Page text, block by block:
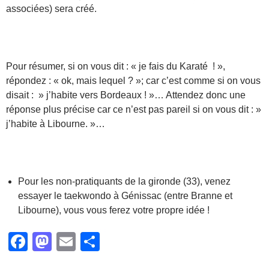
associées) sera créé.
Pour résumer, si on vous dit : « je fais du Karaté ! »,
répondez : « ok, mais lequel ? »; car c’est comme si on vous
disait : » j’habite vers Bordeaux ! »… Attendez donc une
réponse plus précise car ce n’est pas pareil si on vous dit : »
j’habite à Libourne. »…
Pour les non-pratiquants de la gironde (33), venez
essayer le taekwondo à Génissac (entre Branne et
Libourne), vous vous ferez votre propre idée !
F
M
E